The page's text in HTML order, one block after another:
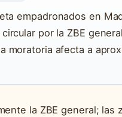
empadronados en
por la ZBE
moratoria afecta a
la ZBE general;